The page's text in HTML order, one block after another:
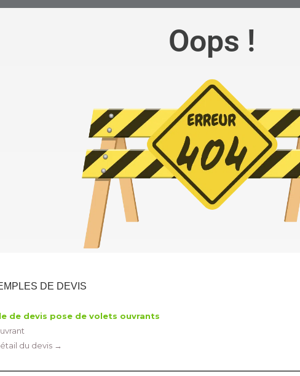
DE DEVIS
de devis pose de volets ouvrants
du devis →